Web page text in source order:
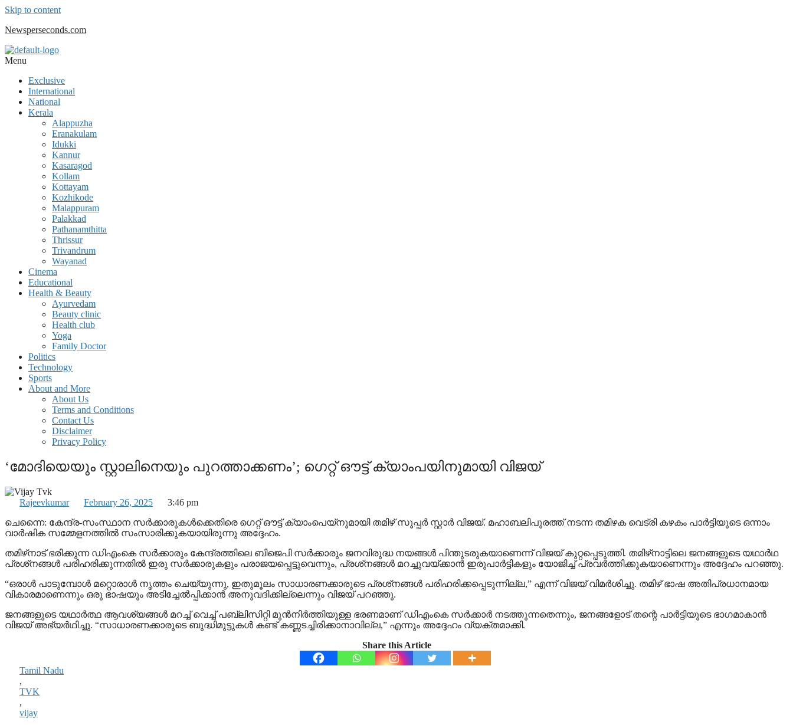
Skip to content
Newsperseconds.com
Menu
Exclusive
International
National
Kerala
Alappuzha
Eranakulam
Idukki
Kannur
Kasaragod
Kollam
Kottayam
Kozhikode
Malappuram
Palakkad
Pathanamthitta
Thrissur
Trivandrum
Wayanad
Cinema
Educational
Health & Beauty
Ayurvedam
Beauty clinic
Health club
Yoga
Family Doctor
Politics
Technology
Sports
About and More
About Us
Terms and Conditions
Contact Us
Disclaimer
Privacy Policy
‘മോദിയെയും സ്റ്റാലിനെയും പുറത്താക്കണം’; ഗെറ്റ് ഔട്ട് ക്യാംപയിനുമായി വിജയ്
Rajeevkumar February 26, 2025
3:46 pm
ചെന്നൈ: കേന്ദ്ര-സംസ്ഥാന സര്‍ക്കാരുകള്‍ക്കെതിരെ ഗെറ്റ് ഔട്ട് ക്യാംപെയ്‌നുമായി തമിഴ് സൂപ്പര്‍ സ്റ്റാര്‍ വിജയ്. മഹാബലിപുരത്ത് നടന്ന തമിഴക വെട്രി കഴകം പാര്‍ട്ടിയുടെ ഒന്നാം
വാര്‍ഷിക സമ്മേളനത്തില്‍ സംസാരിക്കുകയായിരുന്നു അദ്ദേഹം.
തമിഴ്‌നാട് ഭരിക്കുന്ന ഡിഎംകെ സര്‍ക്കാരും കേന്ദ്രത്തിലെ ബിജെപി സര്‍ക്കാരും ജനവിരുദ്ധ നയങ്ങള്‍ പിന്തുടരുകയാണെന്ന് വിജയ് കുറ്റപ്പെടുത്തി. തമിഴ്‌നാട്ടിലെ ജനങ്ങളുടെ യഥാര്‍ഥ
പ്രശ്‌നങ്ങള്‍ പരിഹരിക്കുന്നതില്‍ ഇരു സര്‍ക്കാരുകളും പരാജയപ്പെട്ടുവെന്നും, പ്രശ്‌നങ്ങള്‍ മറച്ചുവയ്ക്കാന്‍ ഇരുപാര്‍ട്ടികളും യോജിച്ച് പ്രവര്‍ത്തിക്കുകയാണെന്നും അദ്ദേഹം പറഞ്ഞു.
“ഒരാള്‍ പാടുമ്പോള്‍ മറ്റൊരാള്‍ നൃത്തം ചെയ്യുന്നു, ഇതുമൂലം സാധാരണക്കാരുടെ പ്രശ്‌നങ്ങള്‍ പരിഹരിക്കപ്പെടുന്നില്ല,” എന്ന് വിജയ് വിമര്‍ശിച്ചു. തമിഴ് ഭാഷ അതിപ്രധാനമായ
വികാരമാണെന്നും ഒരു ഭാഷയും അടിച്ചേല്‍പ്പിക്കാന്‍ അനുവദിക്കില്ലെന്നും വിജയ് പറഞ്ഞു.
ജനങ്ങളുടെ യഥാര്‍ത്ഥ ആവശ്യങ്ങള്‍ മറച്ച് വെച്ച് പബ്ലിസിറ്റി മുന്‍നിര്‍ത്തിയുള്ള ഭരണമാണ് ഡിഎംകെ സര്‍ക്കാര്‍ നടത്തുന്നതെന്നും, ജനങ്ങളോട് തന്റെ പാര്‍ട്ടിയുടെ ഭാഗമാകാന്‍
വിജയ് അഭ്യര്‍ഥിച്ചു. “സാധാരണക്കാരുടെ ബുദ്ധിമുട്ടുകള്‍ കണ്ട് കണ്ണടച്ചിരിക്കാനാവില്ല,” എന്നും അദ്ദേഹം വ്യക്തമാക്കി.
Share this Article
Tamil Nadu
,
TVK
,
vijay